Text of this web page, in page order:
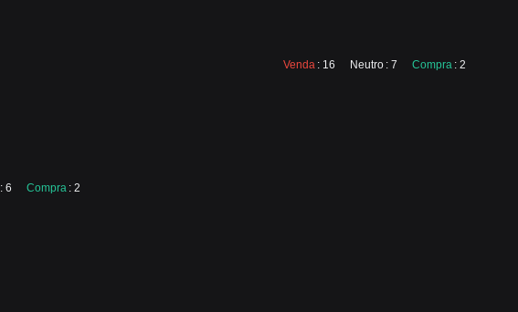
Venda : 16 Neutro : 7 Compra : 2
: 6 Compra : 2